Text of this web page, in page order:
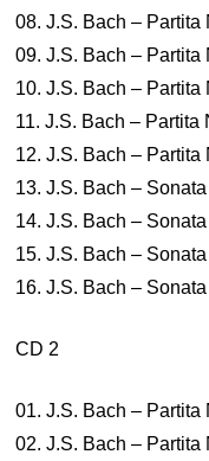
08. J.S. Bach –
09. J.S. Bach –
10. J.S. Bach –
11. J.S. Bach – Partita
12. J.S. Bach –
13. J.S. Bach –
14. J.S. Bach –
15. J.S. Bach –
16. J.S. Bach –
CD 2
01. J.S. Bach – Partita
02. J.S. Bach – Partita